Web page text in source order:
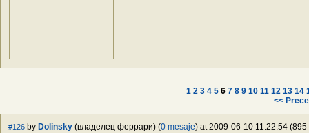
1 2 3 4 5 6 7 8 9 10 11 12 13 14
<<
#126 by Dolinsky (владелец феррари) (0 mesaje) at 2009-06-10 11:22:54